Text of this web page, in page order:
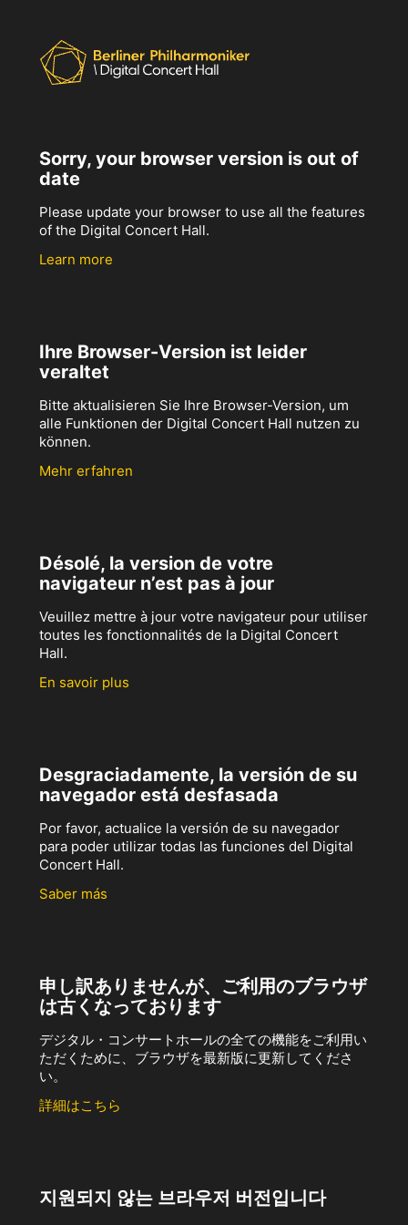
Sorry, your browser version is out of
date
Please update your browser to use all the features
of the Digital Concert Hall.
Learn more
Ihre Browser-Version ist leider
veraltet
Bitte aktualisieren Sie Ihre Browser-Version, um
alle Funktionen der Digital Concert Hall nutzen zu
können.
Mehr erfahren
Désolé, la version de votre
navigateur n’est pas à jour
Veuillez mettre à jour votre navigateur pour utiliser
toutes les fonctionnalités de la Digital Concert
Hall.
En savoir plus
Desgraciadamente, la versión de su
navegador está desfasada
Por favor, actualice la versión de su navegador
para poder utilizar todas las funciones del Digital
Concert Hall.
Saber más
申し訳ありませんが、ご利用のブラウザ
は古くなっております
デジタル・コンサートホールの全ての機能をご利用い
ただくために、ブラウザを最新版に更新してくださ
い。
詳細はこちら
지원되지 않는 브라우저 버전입니다